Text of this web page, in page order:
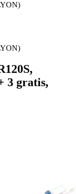
3 gratis,